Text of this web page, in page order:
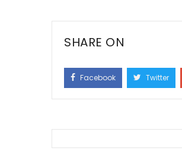
SHARE ON
Facebook Twitter